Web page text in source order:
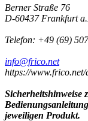
Berner Straße 76
D-60437 Frankfurt
Telefon: +49 (69)
info@frico.net
https://www.frico.net/
Sicherheitshinweise
jeweiligen Produkt.